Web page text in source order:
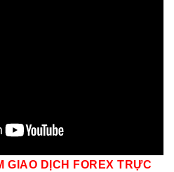
GIAO DỊCH FOREX TRỰC